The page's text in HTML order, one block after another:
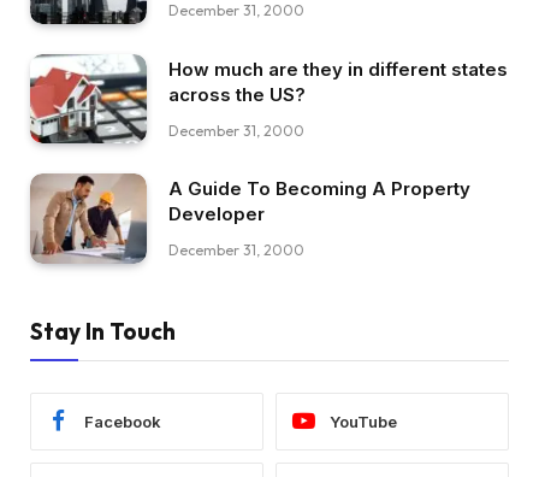
December 31, 2000
How much are they in different states
across the US?
December 31, 2000
A Guide To Becoming A Property
Developer
December 31, 2000
Stay In Touch
Facebook YouTube